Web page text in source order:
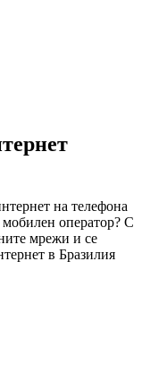
на телефона
оператор? С
мрежи и се
в Бразилия